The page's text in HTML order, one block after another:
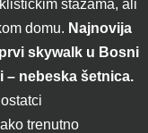
stazama, ali
domu. Najnovija
skywalk u Bosni
– nebeska šetnica.
trenutno